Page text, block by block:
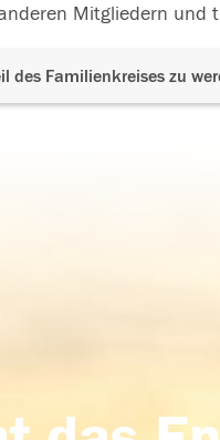
Mitgliedern und
des Familienkreises zu